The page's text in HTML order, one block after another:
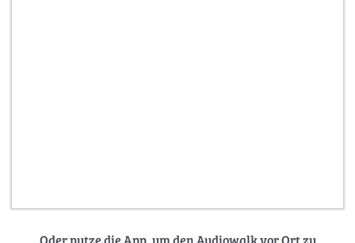
Oder nutze die App, um den Audiowalk vor Ort zu